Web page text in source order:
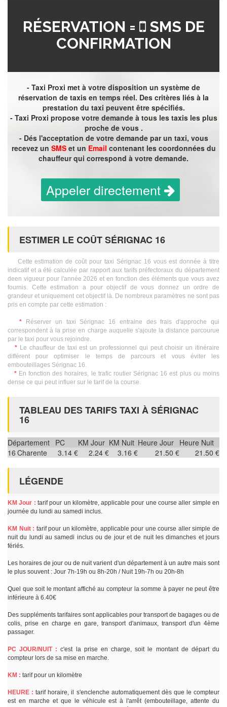
RÉSERVATION =
SMS DE
CONFIRMATION
- Taxi Proxi met à votre disposition un système de
réservation de taxis en temps réel. Des critères liés à la
prestation du taxi peuvent être spécifiés.
- Taxi Proxi propose votre demande à tous les taxis les plus
proche de vous .
- Dés l'acceptation de votre demande par un taxi, vous
recevez un SMSet un Email contenant les coordonnées du
chauffeur qui correspond à votre demande.
Appeler directement
ESTIMER LE COÛT SÉRIGNAC 16
Cette estimation de coût pour taxi Sérignac 16 vous est donnée à titre
indicatif et a été calculée par rapport aux tarifs préfectoraux du département
deen vigueur pour l'année 2026 et en fonction des éléments que vous avez
fournis. Cette estimation a pour objectif de vous donnez un ordre de
grandeur et uniquement cet objectif là. De nombreux paramètres ne sont pas
pris en compte par cette estimation :
* Réserver un taxi Sérignac 16 entraine des frais d'approche qui
correspondent à la prise en charge auquelle s'ajoute la distance parcourue
par le taxi pour vous rejoindre.
* Le chauffeur de taxi est un professionnel qui peut choisir un itinéraire
différent pour optimiser le temps de parcours et vous éviter les
embouteillages Sérignac 16.
*En fonction des horaires, le trafic routier Sérignac 16 est plus ou moins
dense ce qui peut influer sur le tarif de la course.
TABLEAU DES TARIFS TAXI À SÉRIGNAC
16
Département PC KM Jour KM Nuit Heure Jour Heure Nuit
16 Charente 3.14 € 2.24 € 3.16 € 21.50 € 21.50 €
LÉGENDE
KM Jour : tarif pour un kilomètre, applicable pour une course aller simple en
journée du lundi au samedi inclus.
KM Nuit : tarif pour un kilomètre, applicable pour une course aller simple de
nuit du lundi au samedi inclus ou de jour et de nuit les dimanches et jours
fériés.
Les horaires de jour ou de nuit varient d'un département à un autre mais sont
le plus souvent : Jour 7h-19h ou 8h-20h / Nuit 19h-7h ou 20h-8h
Quel que soit le montant affiché au compteur la somme à payer ne peut être
inférieure à 6.40€
Des suppléments tarifaires sont applicables pour transport de bagages ou de
colis, prise en charge en gare, transport d'animaux, transport d'un 4ème
passager.
PC JOUR/NUIT : c'est la prise en charge, soit le montant de départ du
compteur lors de sa mise en marche.
KM : tarif pour un kilomètre
HEURE : tarif horaire, il s'enclenche automatiquement dès que le compteur
est en marche et que le véhicule est à l'arrêt (embouteillage, attente du